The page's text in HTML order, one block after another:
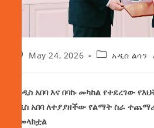
May 24, 2026 አዲስ ልሳን
በአዲስ አበባ እና በባኩ መካከል የተደረገው
አዲስ አበባ ለተያያዘችው የልማት ስራ
ተመላክቷል